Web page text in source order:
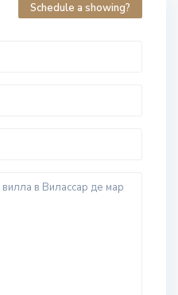
Schedule a showing?